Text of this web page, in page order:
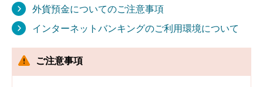
外貨預金についてのご注意事項
インターネットバンキングのご利用環境について
ご注意事項